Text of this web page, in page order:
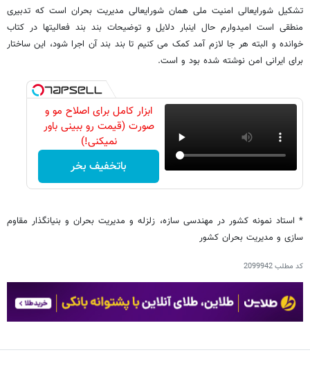
تشکیل شورایعالی امنیت ملی همان شورایعالی مدیریت بحران است که تدبیری
منطقی است امیدوارم حال اینبار دلایل و توضیحات بند بند فعالیتها در کتاب
خوانده و البته هر جا لازم آمد کمک می کنیم تا بند بند آن اجرا شود، این ساختار
برای ایرانی امن نوشته شده بود و است.
ابزار کامل برای اصلاح مو و
صورت (قیمت رو ببینی باور
نمیکنی!)
باتخفیف بخر
* استاد نمونه کشور در مهندسی سازه، زلزله و مدیریت بحران و بنیانگذار مقاوم
سازی و مدیریت بحران کشور
کد مطلب2099942